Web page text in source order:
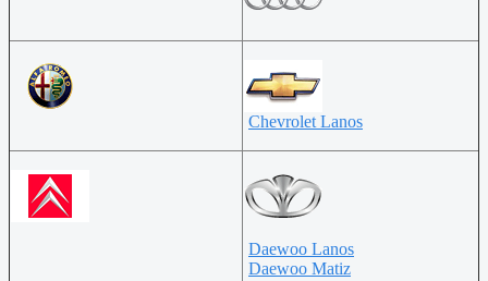
Chevrolet Lanos
Daewoo Lanos
Daewoo Matiz